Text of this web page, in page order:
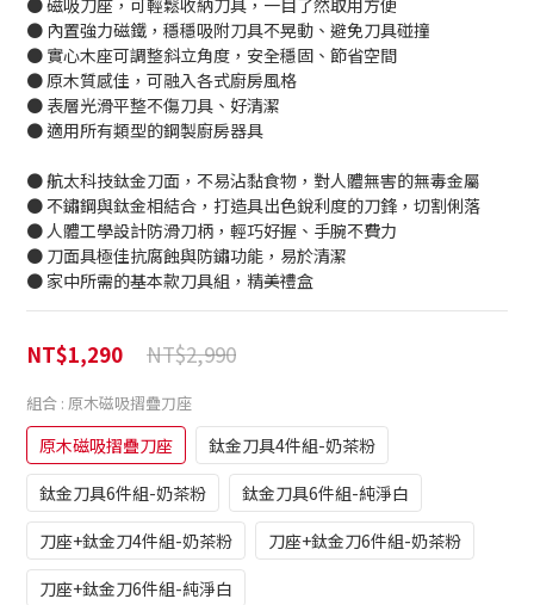
● 磁吸刀座，可輕鬆收納刀具，一目了然取用方便
● 內置強力磁鐵，穩穩吸附刀具不晃動、避免刀具碰撞
● 實心木座可調整斜立角度，安全穩固、節省空間
● 原木質感佳，可融入各式廚房風格
● 表層光滑平整不傷刀具、好清潔
● 適用所有類型的鋼製廚房器具
● 航太科技鈦金刀面，不易沾黏食物，對人體無害的無毒金屬
● 不鏽鋼與鈦金相結合，打造具出色銳利度的刀鋒，切割俐落
● 人體工學設計防滑刀柄，輕巧好握、手腕不費力
● 刀面具極佳抗腐蝕與防鏽功能，易於清潔
● 家中所需的基本款刀具組，精美禮盒
NT$2,990
NT$1,290
組合 : 原木磁吸摺疊刀座
原木磁吸摺疊刀座
鈦金刀具4件組-奶茶粉
鈦金刀具6件組-奶茶粉
鈦金刀具6件組-純淨白
刀座+鈦金刀4件組-奶茶粉
刀座+鈦金刀6件組-奶茶粉
刀座+鈦金刀6件組-純淨白